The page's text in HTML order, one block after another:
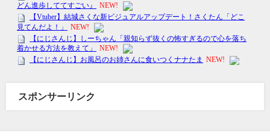
スポンサーリンク